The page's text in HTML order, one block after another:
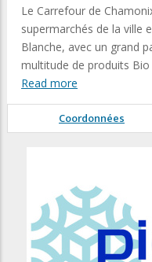
Le Carrefour de
supermarchés de la ville
Blanche, avec un grand
multitude de produits
Read more
Coordonnées